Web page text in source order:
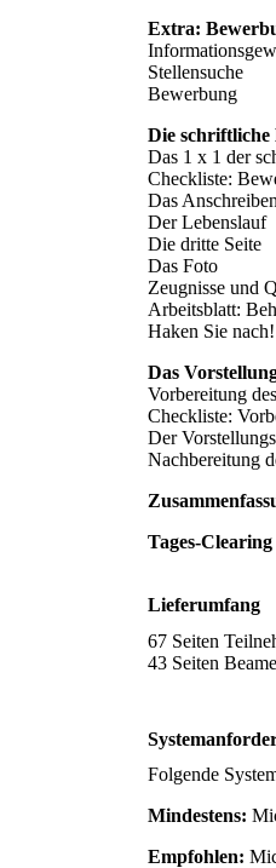
Extra:
Stellensuche
Bewerbung
Die schriftliche
Das 1 x 1 der
Checkliste:
Das Anschreiben
Der Lebenslauf
Die dritte Seite
Das Foto
Zeugnisse und
Arbeitsblatt:
Haken Sie nach!
Das
Vorbereitung
Checkliste:
Der
Nachbereitung
Tages-Clearing
Lieferumfang
67 Seiten
43 Seiten
Folgende
Mindestens:
Empfohlen: